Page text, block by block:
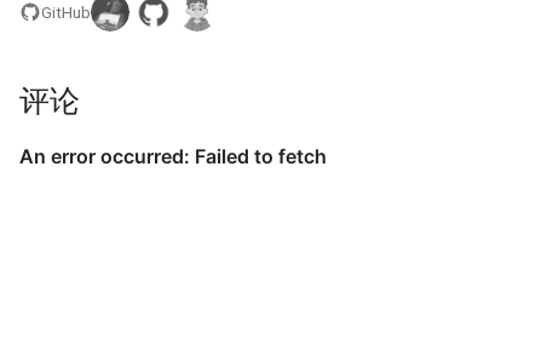
PaddleOCR-VL 天数 GPU 使
PaddleOCR-VL 华为昇腾 NPU
文本检测模块
文本图像矫正模块
Benchmark
GitHub
评论